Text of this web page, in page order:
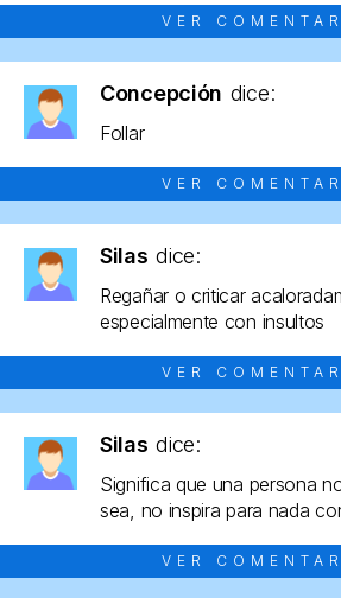
VER
Concepción dice:
Follar
VER
Silas dice:
Regañar o criticar
especialmente con insultos
VER
Silas dice:
Significa que una persona
sea, no inspira para nada
VER